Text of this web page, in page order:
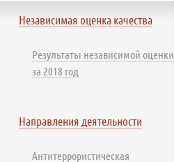
Независимая оценка качества
Результаты независимой оценки
за 2018 год
Направления деятельности
Антитеррористическая